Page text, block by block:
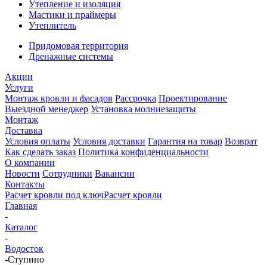
Утепление и изоляция
Мастики и праймеры
Утеплитель
Придомовая территория
Дренажные системы
Акции
Услуги
Монтаж кровли и фасадов Рассрочка Проектирование
Выездной менеджер Установка молниезащиты
Монтаж
Доставка
Условия оплаты Условия доставки Гарантия на товар Возврат
Как сделать заказ Политика конфиденциальности
О компании
Новости Сотрудники Вакансии
Контакты
Расчет кровли под ключРасчет кровли
Главная
-
Каталог
-
Водосток
-Ступино